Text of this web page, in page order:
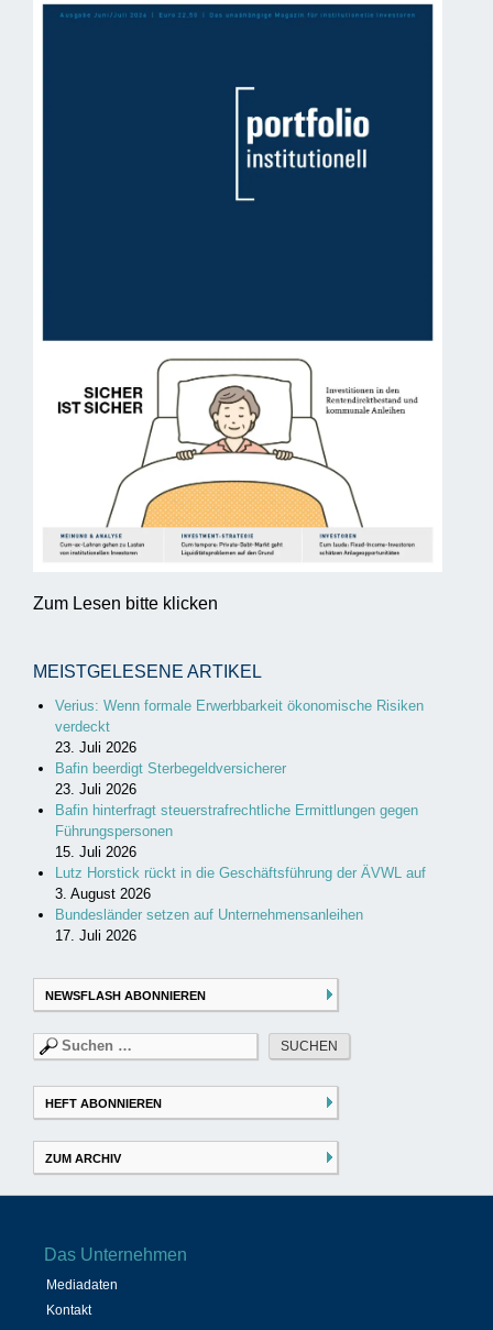
Zum Lesen bitte klicken
MEISTGELESENE ARTIKEL
Verius: Wenn formale Erwerbbarkeit ökonomische Risiken
verdeckt
23. Juli 2026
Bafin beerdigt Sterbegeldversicherer
23. Juli 2026
Bafin hinterfragt steuerstrafrechtliche Ermittlungen gegen
Führungspersonen
15. Juli 2026
Lutz Horstick rückt in die Geschäftsführung der ÄVWL auf
3. August 2026
Bundesländer setzen auf Unternehmensanleihen
17. Juli 2026
NEWSFLASH ABONNIEREN
Suchen
nach:
HEFT ABONNIEREN
ZUM ARCHIV
Das Unternehmen
Mediadaten
Kontakt